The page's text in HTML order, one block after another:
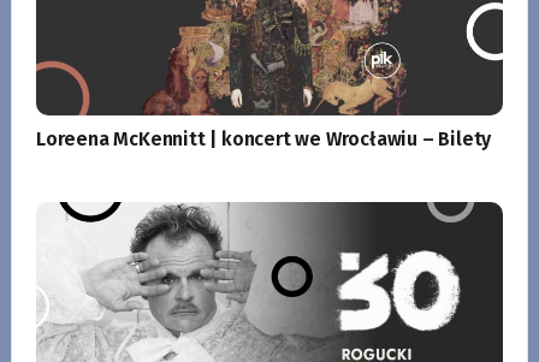
Loreena McKennitt | koncert we Wrocławiu – Bilety